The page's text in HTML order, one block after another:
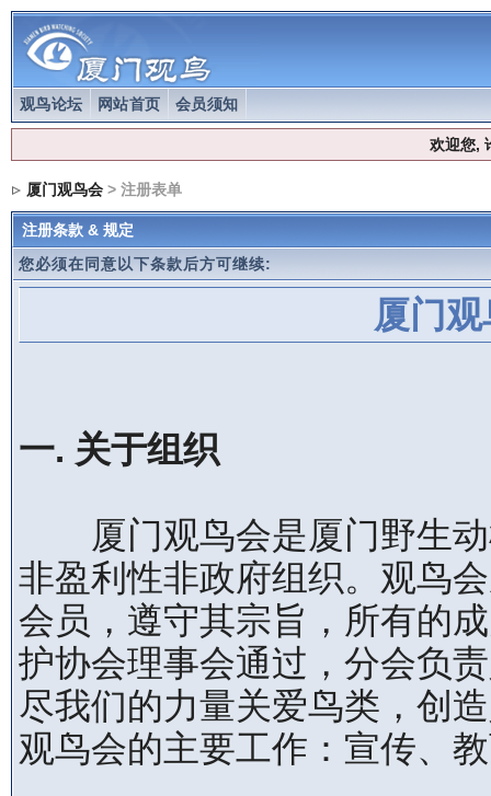
观鸟论坛 网站首页 会员须知
欢迎您,
厦门观鸟会> 注册表单
注册条款 & 规定
您必须在同意以下条款后方可继续:
厦门
一. 关于组织
厦门观鸟会是厦门野生动
非盈利性非政府组织。观鸟
会员，遵守其宗旨，所有的
护协会理事会通过，分会负
尽我们的力量关爱鸟类，创
观鸟会的主要工作：宣传、